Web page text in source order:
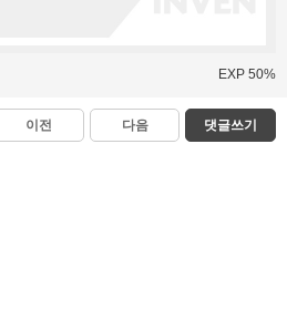
EXP 50%
이전 다음 댓글쓰기